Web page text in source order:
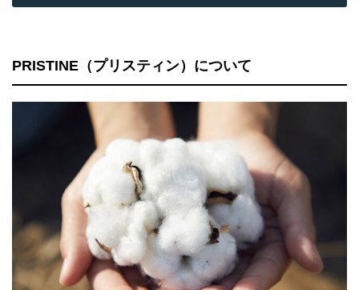
PRISTINE（プリスティン）について